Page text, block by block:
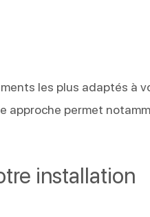
les plus adaptés à
approche permet
installation